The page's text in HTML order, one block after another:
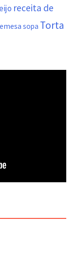
receita de
sopa Torta